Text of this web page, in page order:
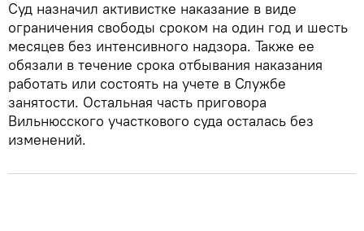
Суд назначил активистке наказание в виде
ограничения свободы сроком на один год и шесть
месяцев без интенсивного надзора. Также ее
обязали в течение срока отбывания наказания
работать или состоять на учете в Службе
занятости. Остальная часть приговора
Вильнюсского участкового суда осталась без
изменений.